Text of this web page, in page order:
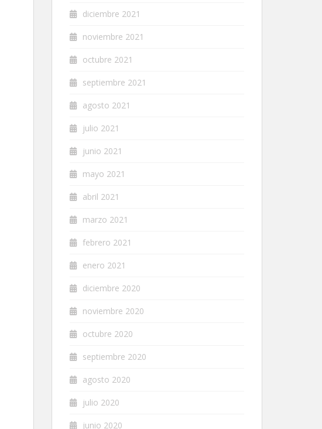
diciembre 2021
noviembre 2021
octubre 2021
septiembre 2021
agosto 2021
julio 2021
junio 2021
mayo 2021
abril 2021
marzo 2021
febrero 2021
enero 2021
diciembre 2020
noviembre 2020
octubre 2020
septiembre 2020
agosto 2020
julio 2020
junio 2020